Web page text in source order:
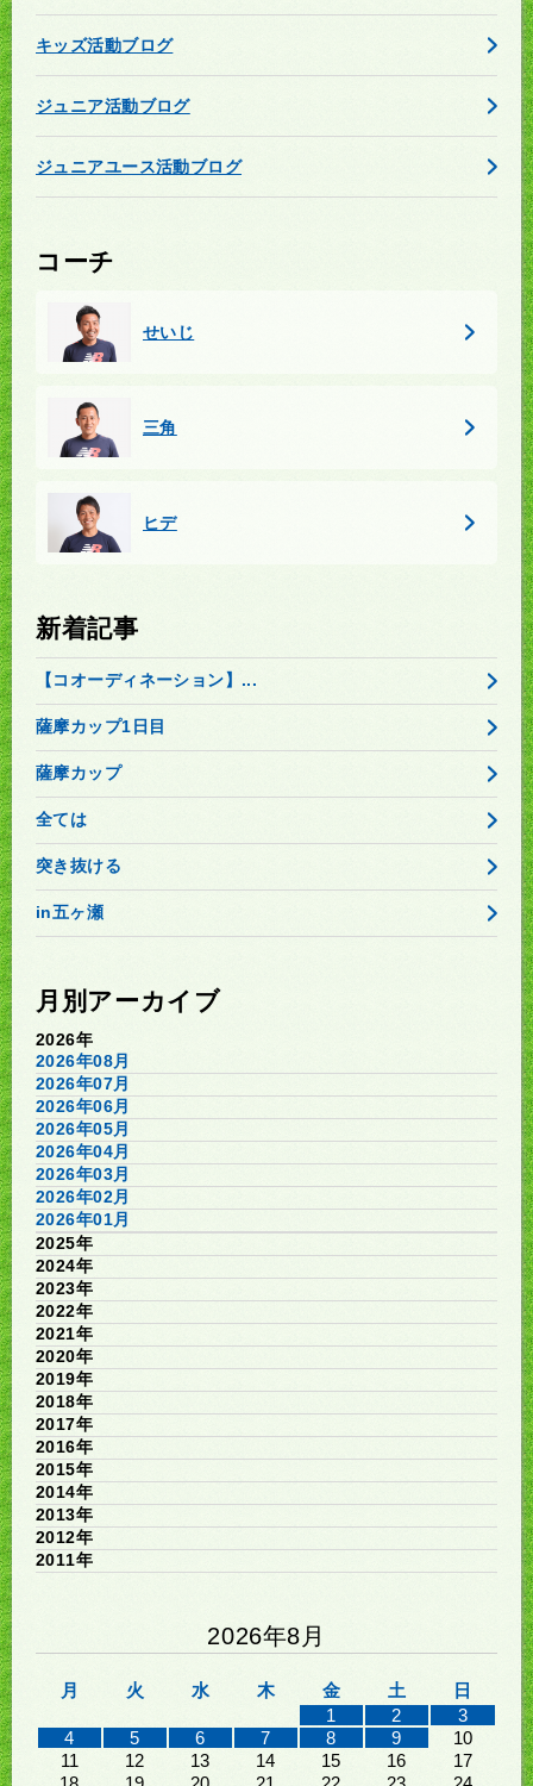
キッズ活動ブログ
ジュニア活動ブログ
ジュニアユース活動ブログ
コーチ
せいじ
三角
ヒデ
新着記事
【コオーディネーション】...
薩摩カップ1日目
薩摩カップ
全ては
突き抜ける
in五ヶ瀬
月別アーカイブ
2026年
2026年08月
2026年07月
2026年06月
2026年05月
2026年04月
2026年03月
2026年02月
2026年01月
2025年
2024年
2023年
2022年
2021年
2020年
2019年
2018年
2017年
2016年
2015年
2014年
2013年
2012年
2011年
2026年8月
月 火 水 木 金 土
日
1
2
3
4
5 6 7 8 9
10
11
12 13 14 15 16
17